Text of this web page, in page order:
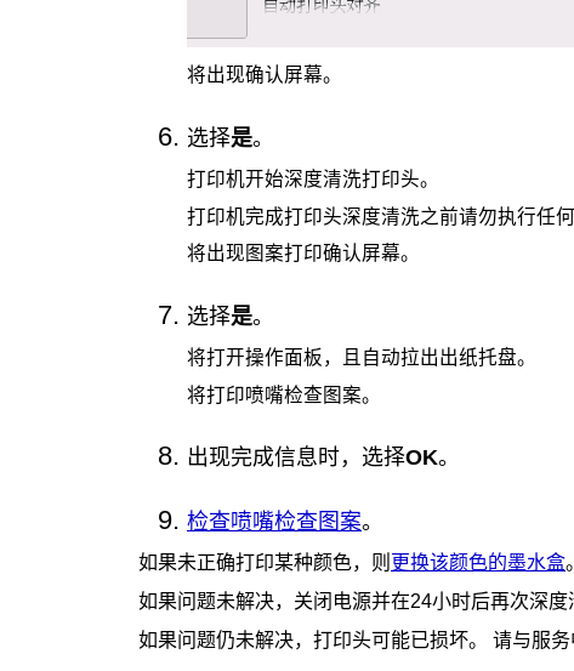
将出现确认屏幕。
选择是。
打印机开始深度清洗打印头。
打印机完成打印头深度清洗之前请勿执行任何
将出现图案打印确认屏幕。
选择是。
将打开操作面板，且自动拉出出纸托盘。
将打印喷嘴检查图案。
出现完成信息时，选择OK。
检查喷嘴检查图案。
如果未正确打印某种颜色，则 更换该颜色的墨水盒。
如果问题未解决，关闭电源并在24小时后再次深度
如果问题仍未解决， 打印头可能已损坏。 请与服务